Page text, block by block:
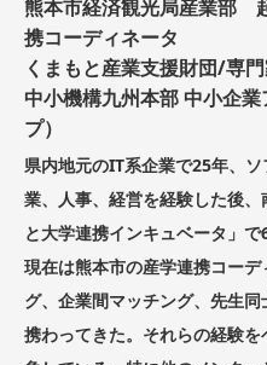
熊本市経済観光局産業部
携コーディネータ
くまもと産業支援財団/専
中小機構九州本部 中小企
プ）
県内地元のIT系企業で25年、
業、人事、経営を経験した後
と大学連携インキュベータ」で
現在は熊本市の産学連携コー
グ、企業間マッチング、先生
携わってきた。それらの経験